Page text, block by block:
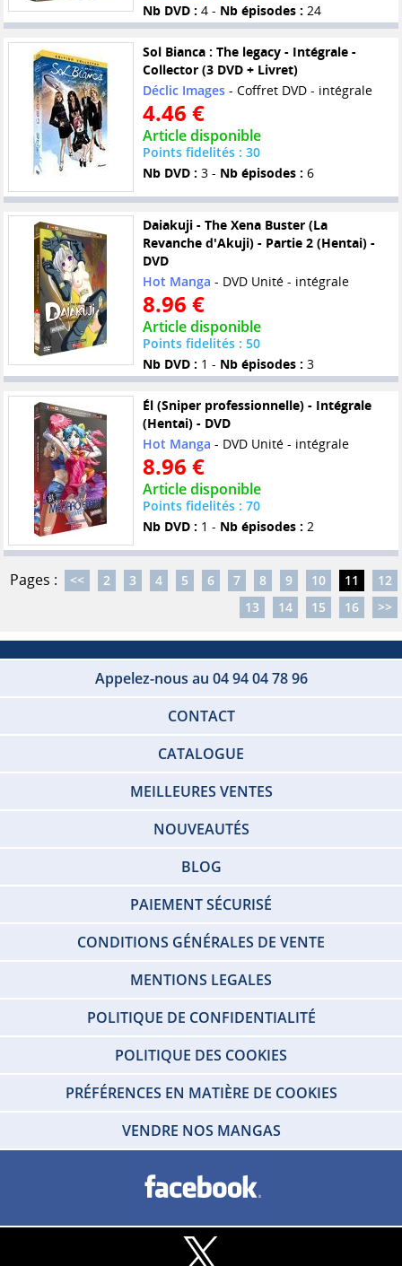
Nb DVD : 4 - Nb épisodes : 24
Sol Bianca : The legacy - Intégrale -
Collector (3 DVD + Livret)
Déclic Images- Coffret DVD - intégrale
4.46 €
Article disponible
Points fidelités : 30
Nb DVD : 3 - Nb épisodes : 6
Daiakuji - The Xena Buster (La
Revanche d'Akuji) - Partie 2 (Hentai) -
DVD
Hot Manga - DVD Unité - intégrale
8.96 €
Article disponible
Points fidelités : 50
Nb DVD : 1 - Nb épisodes : 3
Él (Sniper professionnelle) - Intégrale
(Hentai) - DVD
Hot Manga - DVD Unité - intégrale
8.96 €
Article disponible
Points fidelités : 70
Nb DVD : 1 - Nb épisodes : 2
Pages : << 2 3 4 5 6 7 8 9 10 11
12
13
14 15 16 >>
Appelez-nous au 04 94 04 78 96
CONTACT
CATALOGUE
MEILLEURES VENTES
NOUVEAUTÉS
BLOG
PAIEMENT SÉCURISÉ
CONDITIONS GÉNÉRALES DE VENTE
MENTIONS LEGALES
POLITIQUE DE CONFIDENTIALITÉ
POLITIQUE DES COOKIES
PRÉFÉRENCES EN MATIÈRE DE COOKIES
VENDRE NOS MANGAS